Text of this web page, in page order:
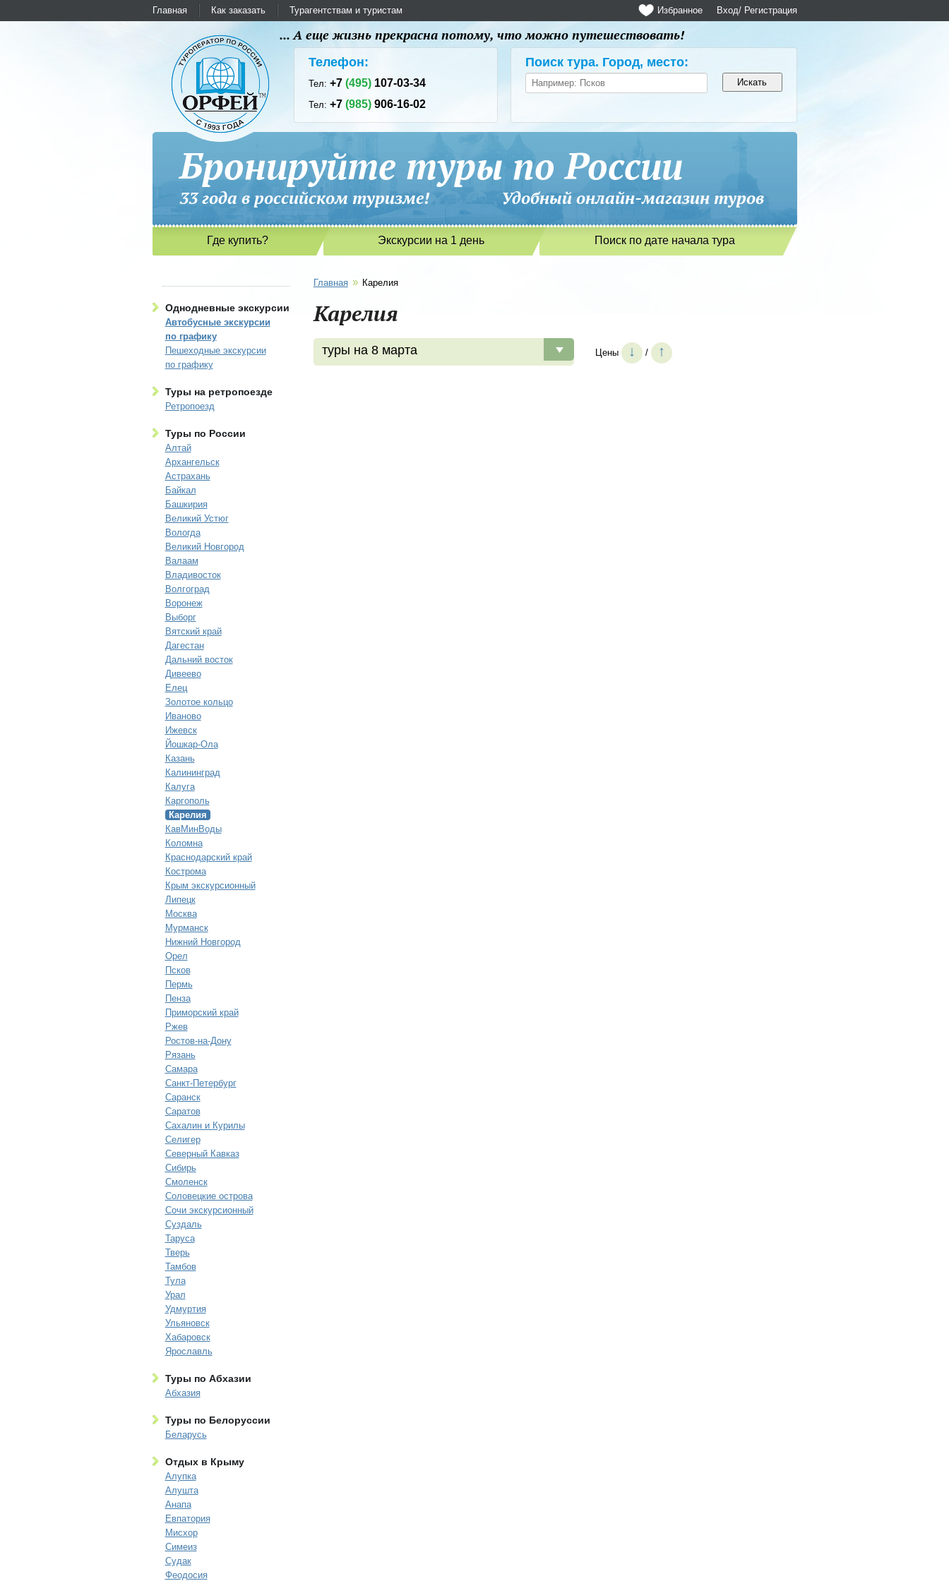
Главная Как заказать Турагентствам и туристам Вход/ Регистрация
Избранное
... А еще жизнь прекрасна потому, что можно путешествовать!
Телефон:
Тел:+7(495) 107-03-34
Тел:+7(985) 906-16-02
Поиск тура. Город, место:
Бронируйте туры по России
33 года в российском туризме! Удобный онлайн-магазин туров
Где купить? Экскурсии на 1 день Поиск по дате начала тура
Однодневные экскурсии
Автобусные экскурсии
по графику
Пешеходные экскурсии
по графику
Туры на ретропоезде
Ретропоезд
Туры по России
Алтай
Архангельск
Астрахань
Байкал
Башкирия
Великий Устюг
Вологда
Великий Новгород
Валаам
Владивосток
Волгоград
Воронеж
Выборг
Вятский край
Дагестан
Дальний восток
Дивеево
Елец
Золотое кольцо
Иваново
Ижевск
Йошкар-Ола
Казань
Калининград
Калуга
Каргополь
Карелия
КавМинВоды
Коломна
Краснодарский край
Кострома
Крым экскурсионный
Липецк
Москва
Мурманск
Нижний Новгород
Орел
Псков
Пермь
Пенза
Приморский край
Ржев
Ростов-на-Дону
Рязань
Самара
Санкт-Петербург
Саранск
Саратов
Сахалин и Курилы
Селигер
Северный Кавказ
Сибирь
Смоленск
Соловецкие острова
Сочи экскурсионный
Суздаль
Таруса
Тверь
Тамбов
Тула
Урал
Удмуртия
Ульяновск
Хабаровск
Ярославль
Туры по Абхазии
Абхазия
Туры по Белоруссии
Беларусь
Отдых в Крыму
Алупка
Алушта
Анапа
Евпатория
Мисхор
Симеиз
Судак
Феодосия
Главная » Карелия
Карелия
туры на 8 марта Цены ↓ / ↑